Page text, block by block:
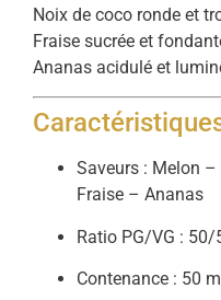
Noix de coco ronde et
Fraise sucrée et
Ananas acidulé et
Saveurs : Melon
Fraise – Ananas
Ratio PG/VG : 50/
Contenance : 50